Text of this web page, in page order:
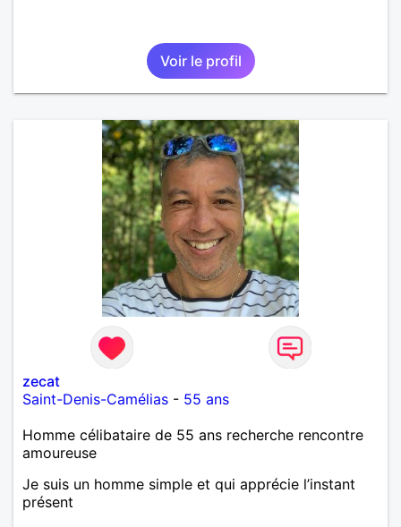
Voir le profil
zecat
Saint-Denis-Camélias - 55 ans
Homme célibataire de 55 ans recherche rencontre
amoureuse
Je suis un homme simple et qui apprécie l’instant
présent